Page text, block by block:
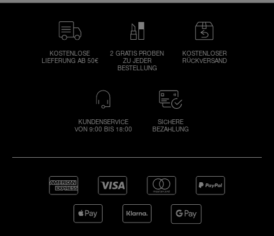
KOSTENLOSE
LIEFERUNG AB 50€
2 GRATIS PROBEN
ZU JEDER
BESTELLUNG
KOSTENLOSER
RÜCKVERSAND
KUNDENSERVICE
VON 9:00 BIS 18:00
SICHERE
BEZAHLUNG